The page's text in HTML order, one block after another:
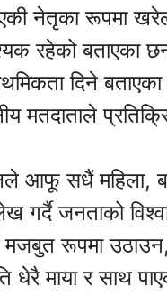
नेतृका रूपमा
रहेको बताएका
दिने
मतदाताले
आफू सधैं महिला,
गर्दै जनताको
रूपमा उठाउन,
धेरै माया र साथ